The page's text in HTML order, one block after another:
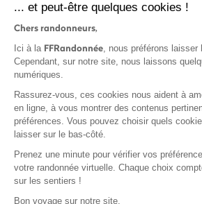
Protection des
Politique de
... et peut-être quelques cookies !
Chers randonneurs,
Ici à la FFRandonnée, nous préférons laisser
Cependant, sur notre site, nous laissons
numériques.
Rassurez-vous, ces cookies nous aident à
en ligne, à vous montrer des contenus
préférences. Vous pouvez choisir quels
laisser sur le bas-côté.
Prenez une minute pour vérifier vos
votre randonnée virtuelle. Chaque choix
sur les sentiers !
Bon voyage sur notre site,